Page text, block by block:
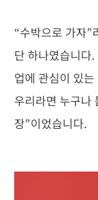
“수박으로 가자
단 하나였습니다
업에 관심이 있
우리라면 누구나
장”이었습니다.